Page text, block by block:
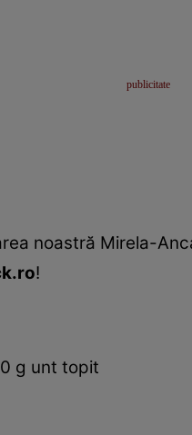
noastră Mirela-
!
g unt topit